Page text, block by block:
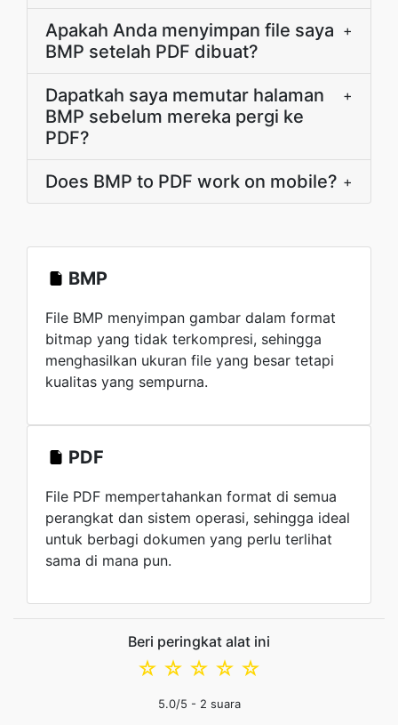
Apakah Anda menyimpan file saya
BMP setelah PDF dibuat?
+
Dapatkah saya memutar halaman
BMP sebelum mereka pergi ke
PDF?
+
Does BMP to PDF work on mobile? +
BMP
File BMP menyimpan gambar dalam format
bitmap yang tidak terkompresi, sehingga
menghasilkan ukuran file yang besar tetapi
kualitas yang sempurna.
PDF
File PDF mempertahankan format di semua
perangkat dan sistem operasi, sehingga ideal
untuk berbagi dokumen yang perlu terlihat
sama di mana pun.
Beri peringkat alat ini
☆
☆
☆
☆
☆
5.0/5 - 2 suara